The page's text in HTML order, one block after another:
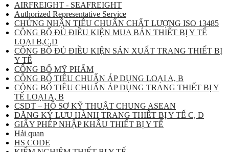
AIRFREIGHT - SEAFREIGHT
Authorized Representative Service
CHỨNG NHẬN TIÊU CHUẨN CHẤT LƯỢNG ISO 13485
CÔNG BỐ ĐỦ ĐIỀU KIỆN MUA BÁN THIẾT BỊ Y TẾ
LOẠI B,C,D
CÔNG BỐ ĐỦ ĐIỀU KIỆN SẢN XUẤT TRANG THIẾT BỊ
Y TẾ
CÔNG BỐ MỸ PHẨM
CÔNG BỐ TIÊU CHUẨN ÁP DỤNG LOẠI A, B
CÔNG BỐ TIÊU CHUẨN ÁP DỤNG TRANG THIẾT BỊ Y
TẾ LOẠI A, B
CSDT – HỒ SƠ KỸ THUẬT CHUNG ASEAN
ĐĂNG KÝ LƯU HÀNH TRANG THIẾT BỊ Y TẾ C, D
GIẤY PHÉP NHẬP KHẨU THIẾT BỊ Y TẾ
Hải quan
HS CODE